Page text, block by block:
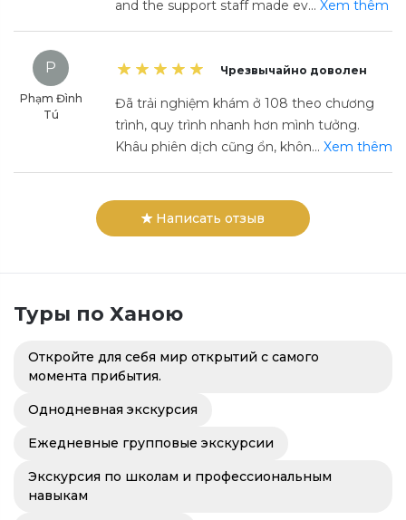
and the support staff made ev... Xem thêm
P
Phạm Đình
Tú
Чрезвычайно доволен
Đã trải nghiệm khám ở 108 theo chương
trình, quy trình nhanh hơn mình tưởng.
Khâu phiên dịch cũng ổn, khôn... Xem thêm
Написать отзыв
Туры по Ханою
Откройте для себя мир открытий с самого
момента прибытия.
Однодневная экскурсия
Ежедневные групповые экскурсии
Экскурсия по школам и профессиональным
навыкам